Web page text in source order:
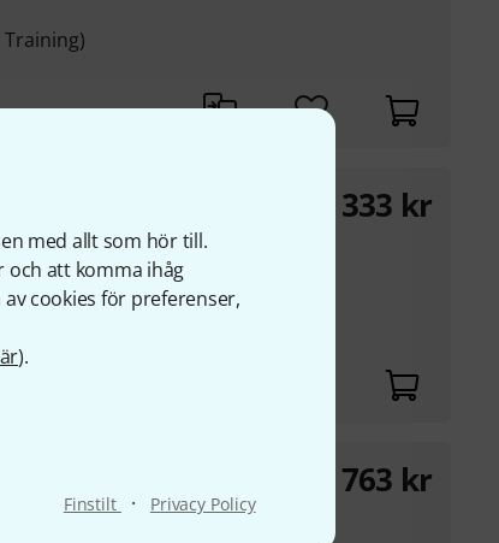
med allt som hör till.
och att komma ihåg
cookies för preferenser,
).
Finstilt · Privacy Policy
Training)
6"- 10"- 12"-
hardness of
drum set
3 333 kr
763 kr